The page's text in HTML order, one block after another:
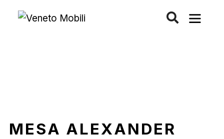
MESA ALEXANDER